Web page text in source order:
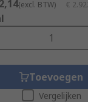
(excl. BTW) €
Toevoegen
Vergelijken